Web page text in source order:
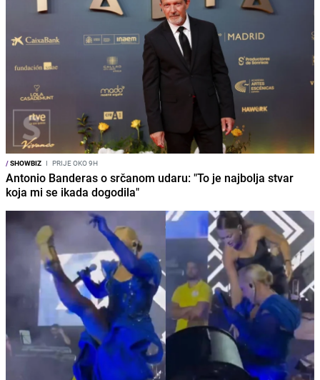
/SHOWBIZ I PRIJE OKO 9H
Antonio Banderas o srčanom udaru: "To je najbolja stvar
koja mi se ikada dogodila"